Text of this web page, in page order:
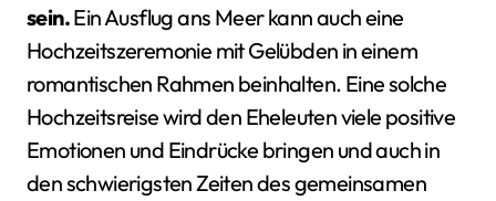
sein.Ein Ausflug ans Meer kann auch eine
Hochzeitszeremonie mit Gelübden in einem
romantischen Rahmen beinhalten. Eine solche
Hochzeitsreise wird den Eheleuten viele positive
Emotionen und Eindrücke bringen und auch in
den schwierigsten Zeiten des gemeinsamen